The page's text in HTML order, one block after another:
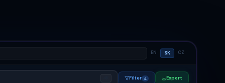
EN SK CZ
Filter 4 Export